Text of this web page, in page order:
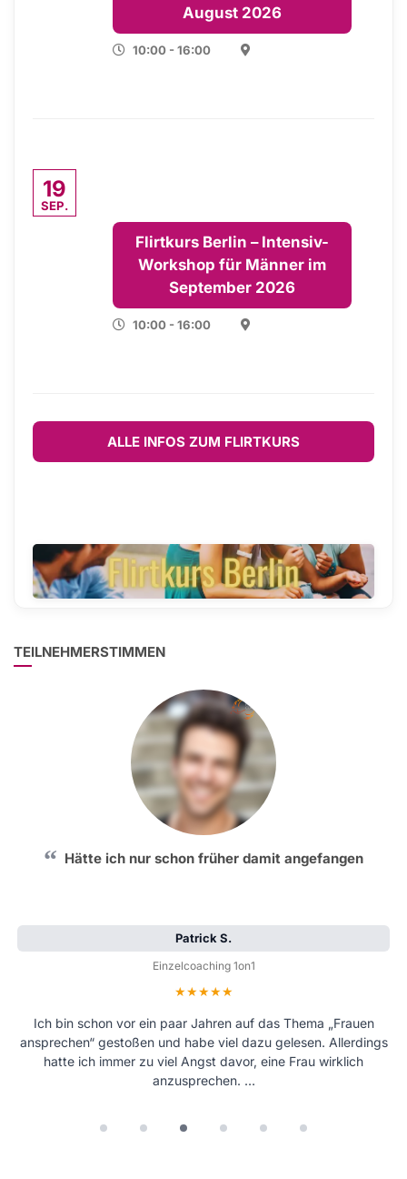
August 2026
10:00 - 16:00
19
SEP.
Flirtkurs Berlin – Intensiv-
Workshop für Männer im
September 2026
10:00 - 16:00
ALLE INFOS ZUM FLIRTKURS
TEILNEHMERSTIMMEN
Hätte ich nur schon früher damit angefangen
Patrick S.
Einzelcoaching 1on1
Bewertung: 5 von 5 Sternen
Ich bin schon vor ein paar Jahren auf das Thema „Frauen
ansprechen“ gestoßen und habe viel dazu gelesen. Allerdings
hatte ich immer zu viel Angst davor, eine Frau wirklich
anzusprechen. …